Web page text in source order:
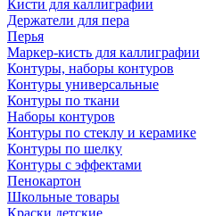
Кисти для каллиграфии
Держатели для пера
Перья
Маркер-кисть для каллиграфии
Контуры, наборы контуров
Контуры универсальные
Контуры по ткани
Наборы контуров
Контуры по стеклу и керамике
Контуры по шелку
Контуры с эффектами
Пенокартон
Школьные товары
Краски детские